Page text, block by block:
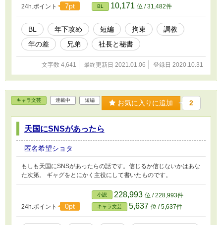
24h.ポイント 7pt BL 10,171 位 / 31,482件
BL 年下攻め 短編 拘束
調教
年の差
兄弟 社長と秘書
文字数 4,641 最終更新日 2021.01.06 登録日 2020.10.31
キャラ文芸 連載中 短編 お気に入りに追加 2
天国にSNSがあったら
匿名希望ショタ
もしも天国にSNSがあったらの話です。信じるか信じないかはあな
た次第。 ギャグをとにかく主役にして書いたものです。
24h.ポイント 0pt
小説 228,993 位 / 228,993件
キャラ文芸 5,637 位 / 5,637件